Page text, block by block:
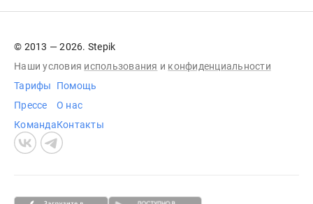
© 2013 — 2026. Stepik
Наши условия использования и конфиденциальности
Тарифы
Прессе
Команда
Помощь
О нас
Контакты